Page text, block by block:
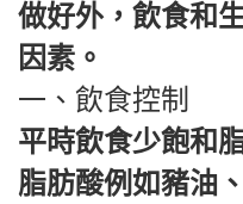
做好外，飲食和
因素。
一、飲食控制
平時飲食少飽和
脂肪酸例如豬油